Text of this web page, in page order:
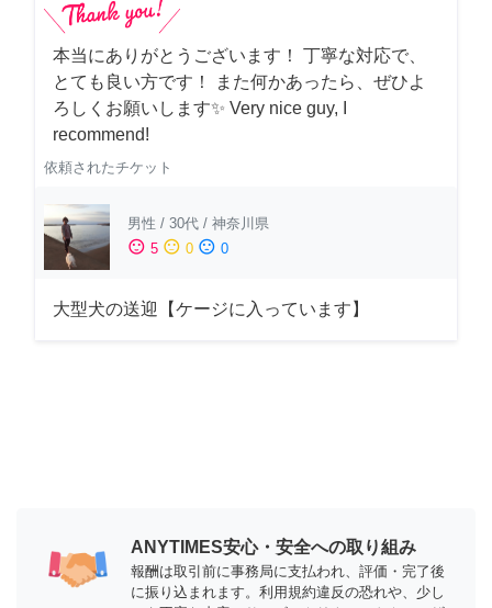
本当にありがとうございます！ 丁寧な対応で、
とても良い方です！ また何かあったら、ぜひよ
ろしくお願いします✨ Very nice guy, I
recommend!
依頼されたチケット
男性 / 30代 / 神奈川県
sentiment_satisfied 5 sentiment_neutral 0 sentiment_dissatisfied 0
大型犬の送迎【ケージに入っています】
ANYTIMES安心・安全への取り組み
報酬は取引前に事務局に支払われ、評価・完了後
に振り込まれます。利用規約違反の恐れや、少し